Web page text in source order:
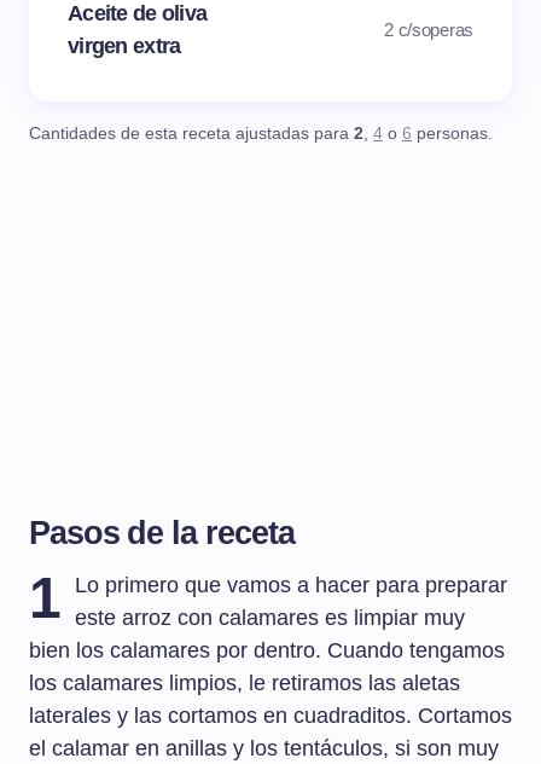
Aceite de oliva
virgen extra
2 c/soperas
Cantidades de esta receta ajustadas para 2, 4 o 6 personas.
Pasos de la receta
1
Lo primero que vamos a hacer para preparar
este arroz con calamares es limpiar muy
bien los calamares por dentro. Cuando tengamos
los calamares limpios, le retiramos las aletas
laterales y las cortamos en cuadraditos. Cortamos
el calamar en anillas y los tentáculos, si son muy